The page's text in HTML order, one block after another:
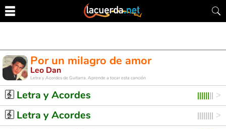
Por un milagro de amor
Leo Dan
Letra y Acordes de Guitarra. Aprende a tocar esta canción
Letra y Acordes
Letra y Acordes